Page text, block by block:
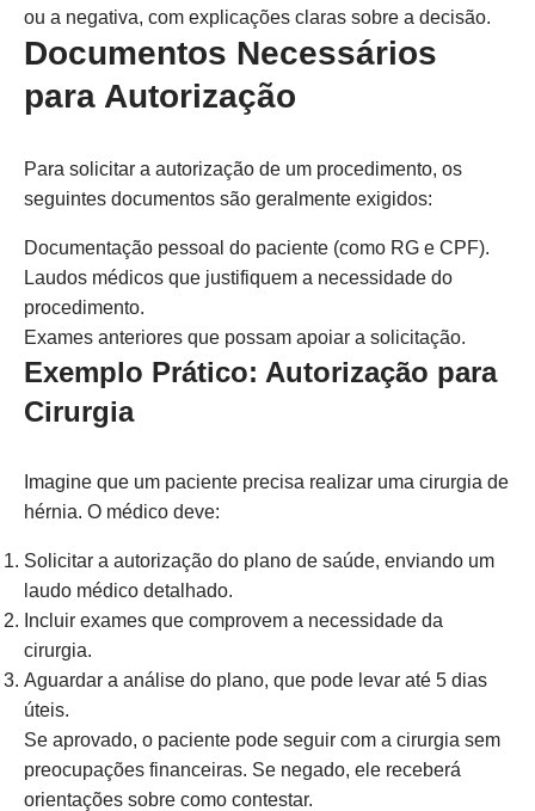
ou a negativa, com explicações claras sobre a decisão.
Documentos Necessários
para Autorização
Para solicitar a autorização de um procedimento, os
seguintes documentos são geralmente exigidos:
Documentação pessoal do paciente (como RG e CPF).
Laudos médicos que justifiquem a necessidade do
procedimento.
Exames anteriores que possam apoiar a solicitação.
Exemplo Prático: Autorização para
Cirurgia
Imagine que um paciente precisa realizar uma cirurgia de
hérnia. O médico deve:
Solicitar a autorização do plano de saúde, enviando um
laudo médico detalhado.
Incluir exames que comprovem a necessidade da
cirurgia.
Aguardar a análise do plano, que pode levar até 5 dias
úteis.
Se aprovado, o paciente pode seguir com a cirurgia sem
preocupações financeiras. Se negado, ele receberá
orientações sobre como contestar.